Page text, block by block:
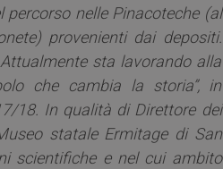
percorso nelle Pinacoteche (al
provenienti dai depositi.
sta lavorando alla
che cambia la storia”, in
18. In qualità di Direttore dei
statale Ermitage di San
scientifiche e nel cui ambito